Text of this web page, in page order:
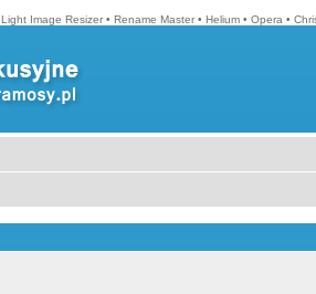
Light Image Resizer • Rename Master • Helium • Opera •